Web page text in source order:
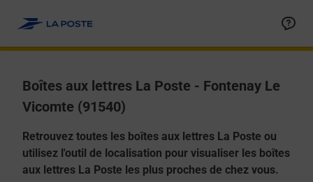
Boîtes aux lettres La Poste - Fontenay Le
Vicomte (91540)
Retrouvez toutes les boîtes aux lettres La Poste ou
utilisez l'outil de localisation pour visualiser les boîtes
aux lettres La Poste les plus proches de chez vous.